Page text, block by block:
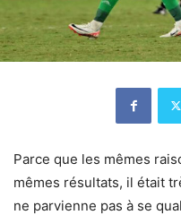
Parce que les mêmes
mêmes résultats, il était
ne parvienne pas à se